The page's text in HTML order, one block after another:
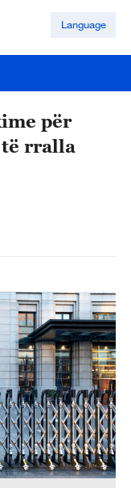
Language
për
rralla